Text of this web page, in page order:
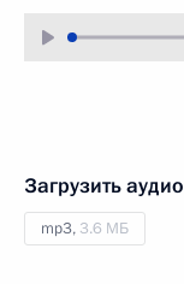
Загрузить аудио
mp3, 3.6 МБ